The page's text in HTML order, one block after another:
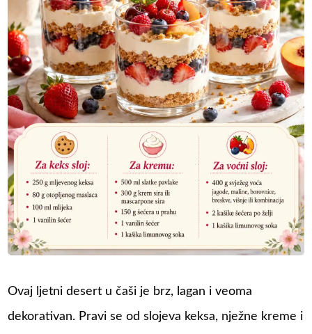
Ovaj ljetni desert u čaši je brz, lagan i veoma
dekorativan. Pravi se od slojeva keksa, nježne kreme i